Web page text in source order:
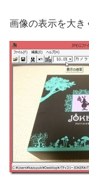
画像の表示を大き